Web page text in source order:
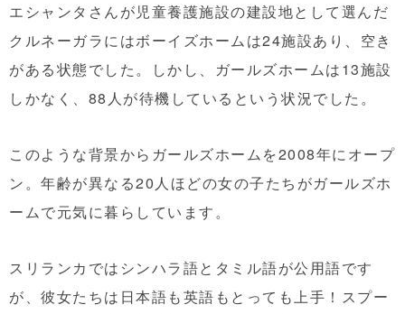
エシャンタさんが児童養護施設の建設地として選んだ
クルネーガラにはボーイズホームは24施設あり、空き
がある状態でした。しかし、ガールズホームは13施設
しかなく、88人が待機しているという状況でした。
このような背景からガールズホームを2008年にオープ
ン。年齢が異なる20人ほどの女の子たちがガールズホ
ームで元気に暮らしています。
スリランカではシンハラ語とタミル語が公用語です
が、彼女たちは日本語も英語もとっても上手！スプー